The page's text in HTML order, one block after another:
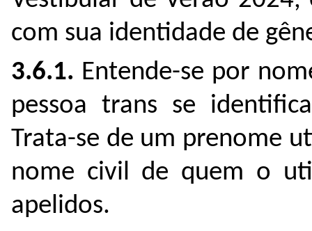
com sua identidade de
3.6.1. Entende-se por
pessoa trans se
Trata-se de um prenome
nome civil de quem o
apelidos.